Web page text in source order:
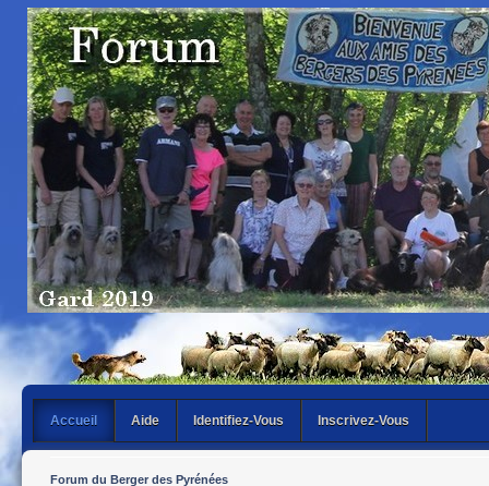
Accueil Aide Identifiez-Vous Inscrivez-Vous
Forum du Berger des Pyrénées